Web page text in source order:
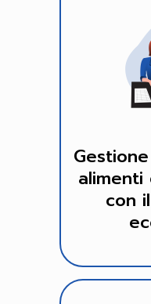
con